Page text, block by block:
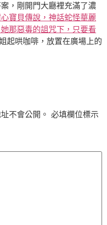
，剛開門大廳裡充滿了濃
寶貝傳說，神話蛇怪華麗
那惡毒的詛咒下，只要看
起哄咖啡，放置在廣場上的
不會公開。 必填欄位標示